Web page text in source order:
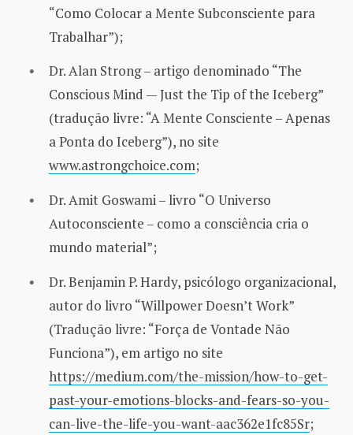
“Como Colocar a Mente Subconsciente para
Trabalhar”);
Dr. Alan Strong – artigo denominado “The
Conscious Mind — Just the Tip of the Iceberg”
(tradução livre: “A Mente Consciente – Apenas
a Ponta do Iceberg”), no site
www.astrongchoice.com;
Dr. Amit Goswami – livro “O Universo
Autoconsciente – como a consciência cria o
mundo material”;
Dr. Benjamin P. Hardy, psicólogo organizacional,
autor do livro “Willpower Doesn’t Work”
(Tradução livre: “Força de Vontade Não
Funciona”), em artigo no site
https://medium.com/the-mission/how-to-get-
past-your-emotions-blocks-and-fears-so-you-
can-live-the-life-you-want-aac362e1fc85Sr;